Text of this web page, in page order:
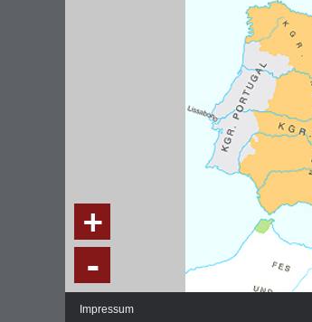
DIE NATIONALVERSAMMLUNG IN DER
Fraktionen und Abgeordnete
Politische Ziele der Fraktionen
Fragen und Antworten
+
-
Impressum